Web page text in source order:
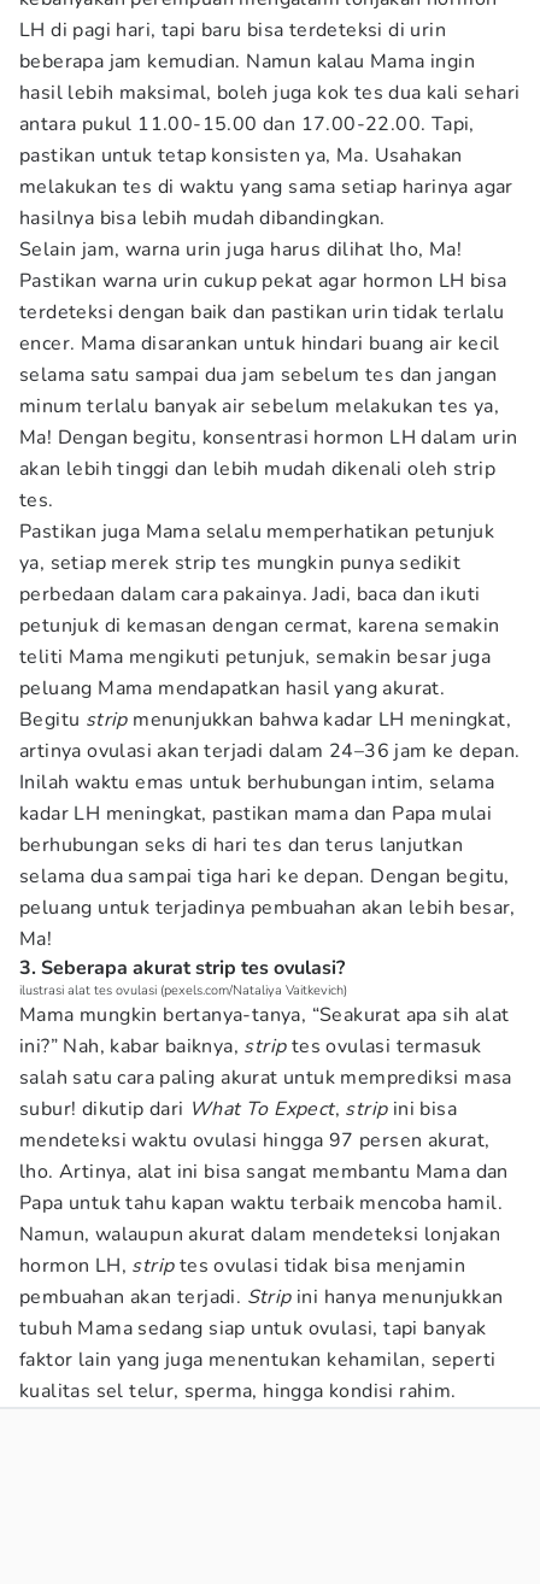
LH di pagi hari, tapi baru bisa terdeteksi di urin
beberapa jam kemudian. Namun kalau Mama ingin
hasil lebih maksimal, boleh juga kok tes dua kali sehari
antara pukul 11.00-15.00 dan 17.00-22.00. Tapi,
pastikan untuk tetap konsisten ya, Ma. Usahakan
melakukan tes di waktu yang sama setiap harinya agar
hasilnya bisa lebih mudah dibandingkan.
Selain jam, warna urin juga harus dilihat lho, Ma!
Pastikan warna urin cukup pekat agar hormon LH bisa
terdeteksi dengan baik dan pastikan urin tidak terlalu
encer. Mama disarankan untuk hindari buang air kecil
selama satu sampai dua jam sebelum tes dan jangan
minum terlalu banyak air sebelum melakukan tes ya,
Ma! Dengan begitu, konsentrasi hormon LH dalam urin
akan lebih tinggi dan lebih mudah dikenali oleh strip
tes.
Pastikan juga Mama selalu memperhatikan petunjuk
ya, setiap merek strip tes mungkin punya sedikit
perbedaan dalam cara pakainya. Jadi, baca dan ikuti
petunjuk di kemasan dengan cermat, karena semakin
teliti Mama mengikuti petunjuk, semakin besar juga
peluang Mama mendapatkan hasil yang akurat.
Begitu stripmenunjukkan bahwa kadar LH meningkat,
artinya ovulasi akan terjadi dalam 24–36 jam ke depan.
Inilah waktu emas untuk berhubungan intim, selama
kadar LH meningkat, pastikan mama dan Papa mulai
berhubungan seks di hari tes dan terus lanjutkan
selama dua sampai tiga hari ke depan. Dengan begitu,
peluang untuk terjadinya pembuahan akan lebih besar,
Ma!
3. Seberapa akurat strip tes ovulasi?
ilustrasi alat tes ovulasi (pexels.com/Nataliya Vaitkevich)
Mama mungkin bertanya-tanya, “Seakurat apa sih alat
ini?” Nah, kabar baiknya, striptes ovulasi termasuk
salah satu cara paling akurat untuk memprediksi masa
subur! dikutip dari What To Expect, stripini bisa
mendeteksi waktu ovulasi hingga 97 persen akurat,
lho. Artinya, alat ini bisa sangat membantu Mama dan
Papa untuk tahu kapan waktu terbaik mencoba hamil.
Namun, walaupun akurat dalam mendeteksi lonjakan
hormon LH, striptes ovulasi tidak bisa menjamin
pembuahan akan terjadi. Stripini hanya menunjukkan
tubuh Mama sedang siap untuk ovulasi, tapi banyak
faktor lain yang juga menentukan kehamilan, seperti
kualitas sel telur, sperma, hingga kondisi rahim.